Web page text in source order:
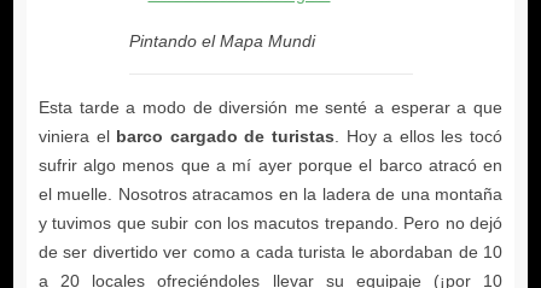
Pintando el Mapa Mundi
barco cargado de turistas